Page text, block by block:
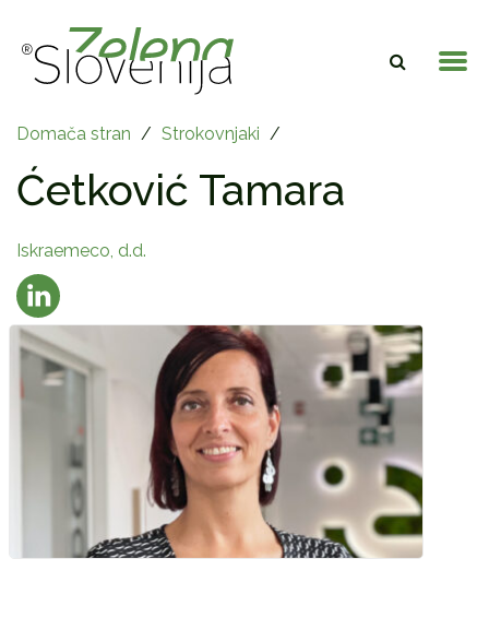
Domača stran / Strokovnjaki /
Ćetković Tamara
Iskraemeco, d.d.